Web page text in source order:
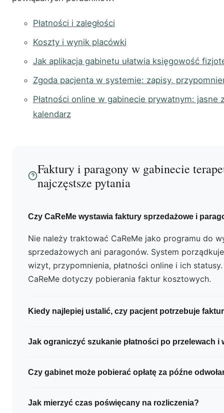
Płatności i zaległości
Koszty i wynik placówki
Jak aplikacja gabinetu ułatwia księgowość
Zgoda pacjenta w systemie: zapisy,
Płatności online w gabinecie prywatnym: jasne
kalendarz
Faktury i paragony w gabinecie
najczęstsze pytania
Czy CaReMe wystawia faktury sprzedażowe i
Nie należy traktować CaReMe jako programu do
sprzedażowych ani paragonów. System
wizyt, przypomnienia, płatności online i ich statusy.
CaReMe dotyczy pobierania faktur kosztowych.
Kiedy najlepiej ustalić, czy pacjent potrzebuje
podczas rezerwacji lub ustalania płatności. Zakres
potwierdzonych z księgowością.
Jak ograniczyć szukanie płatności po przelewach i
zapisany w jednym ustalonym miejscu. Warto
Czy gabinet może pobierać opłatę za późne
rezerwacją lub wizytą. Jej zgodność z prawem,
Jak mierzyć czas poświęcany na rozliczenia?